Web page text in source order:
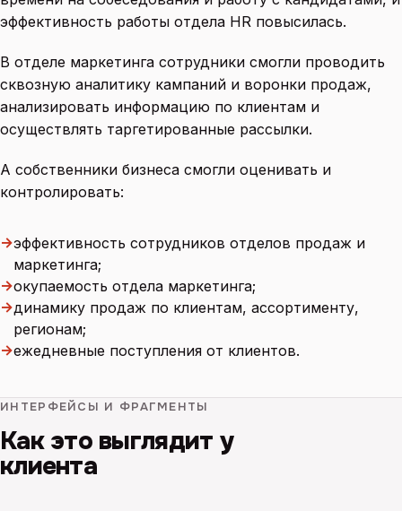
эффективность работы отдела HR повысилась.
В отделе маркетинга сотрудники смогли проводить
сквозную аналитику кампаний и воронки продаж,
анализировать информацию по клиентам и
осуществлять таргетированные рассылки.
А собственники бизнеса смогли оценивать и
контролировать:
→эффективность сотрудников отделов продаж и
маркетинга;
→окупаемость отдела маркетинга;
→динамику продаж по клиентам, ассортименту,
регионам;
→ежедневные поступления от клиентов.
ИНТЕРФЕЙСЫ И ФРАГМЕНТЫ
Как это выглядит у
клиента